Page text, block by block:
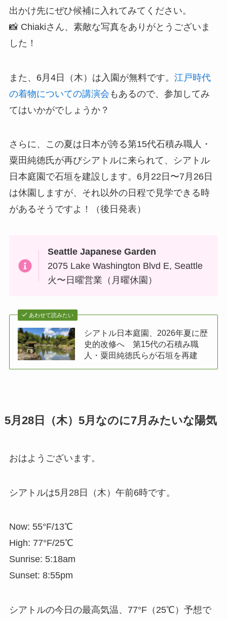
出かけ先にぜひ候補に入れてみてください。
📸 Chiakiさん、素敵な写真をありがとうございま
した！
また、6月4日（木）は入園が無料です。 江戸時代
の着物についての講演会 もあるので、参加してみ
てはいかがでしょうか？
さらに、この夏は日本が誇る第15代石積み職人・
粟田純徳氏が再びシアトルに来られて、シアトル
日本庭園で石垣を建設します。6月22日〜7月26日
は休園しますが、それ以外の日程で見学できる時
があるそうですよ！（後日発表）
Seattle Japanese Garden
2075 Lake Washington Blvd E, Seattle
火〜日曜営業（月曜休園）
あわせて読みたい
シアトル日本庭園、2026年夏に歴
史的改修へ 第15代の石積み職
人・粟田純徳氏らが石垣を再建
5月28日（木）5月なのに7月みたいな陽気
おはようございます。
シアトルは5月28日（木）午前6時です。
Now: 55°F/13℃
High: 77°F/25℃
Sunrise: 5:18am
Sunset: 8:55pm
シアトルの今日の最高気温、77°F（25℃）予想で